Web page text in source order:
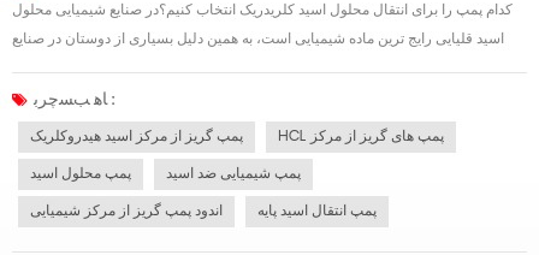
کدام پمپ را برای انتقال محلول اسید کلریدریک انتخاب کنیم؟در صنایع شیمیایی محلول
اسید قلیایی رایج ترین ماده شیمیایی است، به همین دلیل بسیاری از دوستان در صنایع
ﺎﻫ ﺐﺴﭼﺮﺑ :
پمپ گریز از مرکز اسید هیدروکلریک HCL پمپ های گریز از مرکز
پمپ محلول اسید پمپ شیمیایی ضد اسید
اندود پمپ گریز از مرکز شیمیایی پمپ انتقال اسید پایه